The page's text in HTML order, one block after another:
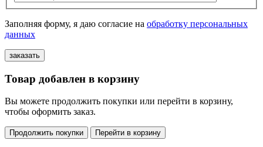
Заполняя форму, я даю согласие на обработку персональных
данных
Товар добавлен в корзину
Вы можете продолжить покупки или перейти в корзину,
чтобы оформить заказ.
Продолжить покупки Перейти в корзину